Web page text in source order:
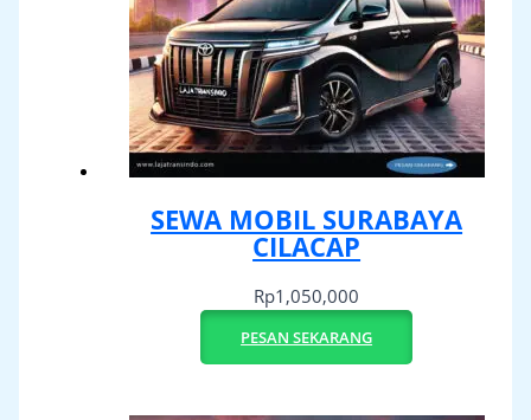
SEWA MOBIL SURABAYA
CILACAP
Rp1,050,000
PESAN SEKARANG